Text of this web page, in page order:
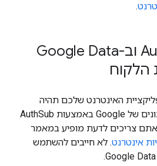
.
Sub וב-Google Data
האינטרנט שלכם תהיה
אינטראקציה עם שירות נתונים של Google באמצעות AuthSub
צריכים לדעת מופיע במאמר
. לא חייבים להשתמש